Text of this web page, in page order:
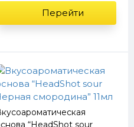
Перейти
“HeadShot sour